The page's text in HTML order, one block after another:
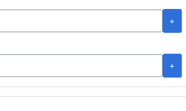
+
+